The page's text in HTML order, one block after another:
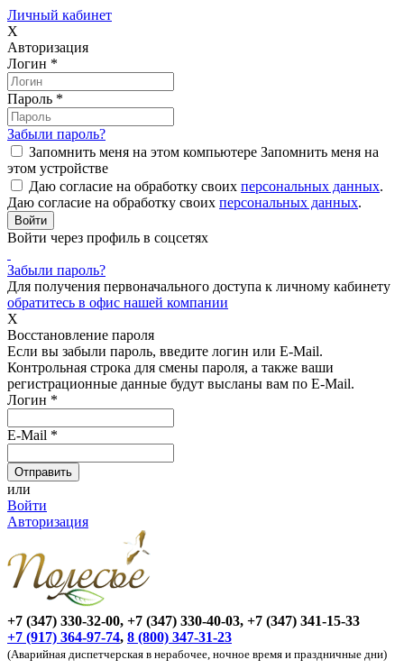
Личный кабинет
X
Авторизация
Логин *
Пароль *
Забыли пароль?
Запомнить меня на этом компьютере Запомнить меня на
этом устройстве
Даю согласие на обработку своих персональных данных.
Даю согласие на обработку своих персональных данных.
Войти через профиль в соцсетях
Забыли пароль?
Для получения первоначального доступа к личному кабинету
обратитесь в офис нашей компании
X
Восстановление пароля
Если вы забыли пароль, введите логин или E-Mail.
Контрольная строка для смены пароля, а также ваши
регистрационные данные будут высланы вам по E-Mail.
Логин *
E-Mail *
или
Войти
Авторизация
+7 (347) 330-32-00, +7 (347) 330-40-03, +7 (347) 341-15-33
+7 (917) 364-97-74, 8 (800) 347-31-23
(Аварийная диспетчерская в нерабочее, ночное время и праздничные дни)